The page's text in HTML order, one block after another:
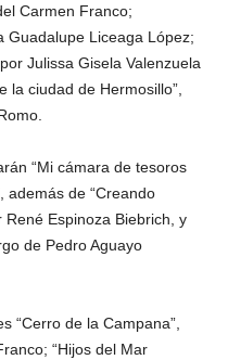
Carmen Franco;
Guadalupe Liceaga López;
Julissa Gisela Valenzuela
la ciudad de Hermosillo”,
“Mi cámara de tesoros
además de “Creando
René Espinoza Biebrich, y
de Pedro Aguayo
“Cerro de la Campana”,
“Hijos del Mar